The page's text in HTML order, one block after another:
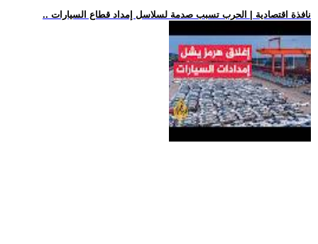
.. نافذة اقتصادية | الحرب تسبب صدمة لسلاسل إمداد قطاع السيارات